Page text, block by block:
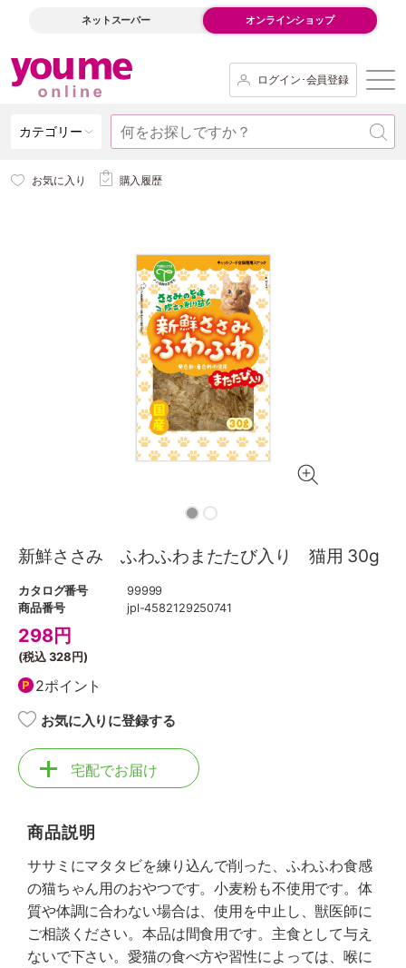
ネットスーパー オンラインショップ
ログイン･会員登録
カテゴリー
お気に入り 購入履歴
新鮮ささみ ふわふわまたたび入り 猫用 30g
カタログ番号
99999
商品番号
jpl-4582129250741
298円
(税込328円)
2ポイント
お気に入りに登録する
宅配でお届け
商品説明
ササミにマタタビを練り込んで削った、ふわふわ食感
の猫ちゃん用のおやつです。小麦粉も不使用です。体
質や体調に合わない場合は、使用を中止し、獣医師に
ご相談ください。本品は間食用です。主食として与え
ないで下さい。愛猫の食べ方や習性によっては、喉に